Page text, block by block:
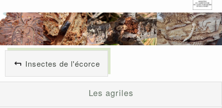
Insectes de l'écorce
Les agriles